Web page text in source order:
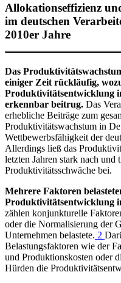
Allokationseffizienz
im deutschen
2010er Jahre
Das
einiger Zeit rückläufig,
Produktivitätsentwicklung
erkennbar beitrug. Das
erhebliche Beiträge zum
Produktivitätswachstum in
Wettbewerbsfähigkeit der
Allerdings ließ das
letzten Jahren stark nach
Produktivitätsschwäche bei.
Mehrere Faktoren
Produktivitätsentwicklung
zählen konjunkturelle
oder die Normalisierung der
Unternehmen belastete. 2
Belastungsfaktoren wie der
und Produktionskosten oder
Hürden die